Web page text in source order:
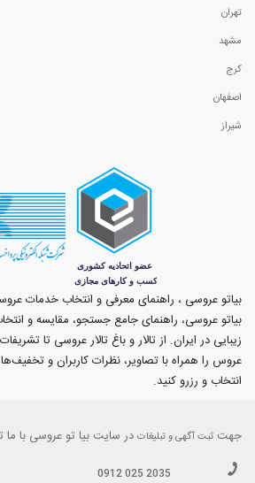
تهران
مشهد
کرج
اصفهان
شیراز
بیاتو عروسی ، راهنمای معرفی و انتخاب خدمات
بیاتو عروسی، راهنمای جامع جستجو، مقایسه و
زیبایی در ایران. از تالار و باغ تالار عروسی تا
عروس را همراه با تصاویر، نظرات کاربران و
انتخاب و رزرو کنید.
جهت ثبت آگهی و تبلیغات در سایت بیا تو عروسی با ما
0912 025 2035